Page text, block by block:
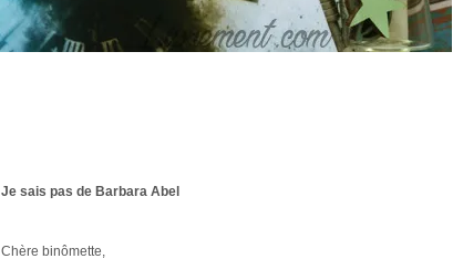
Je sais pas de Barbara Abel
Chère binômette,